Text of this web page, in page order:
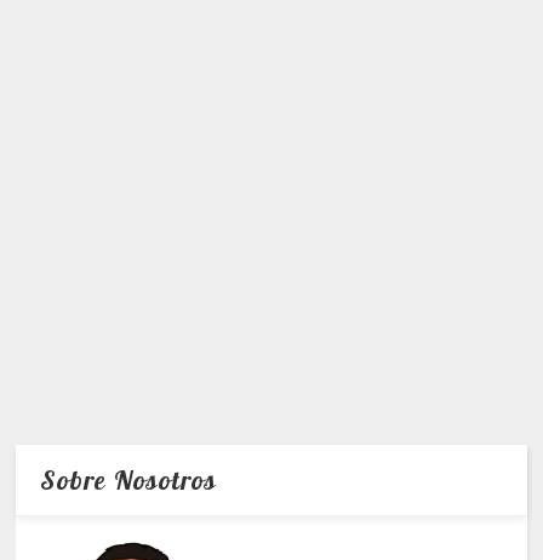
Sobre Nosotros